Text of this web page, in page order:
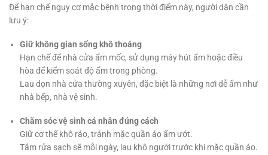
Để hạn chế nguy cơ mắc bệnh trong thời điểm này, người dân cần
lưu ý:
Giữ không gian sống khô thoáng
Hạn chế để nhà cửa ẩm mốc, sử dụng máy hút ẩm hoặc điều
hòa để kiểm soát độ ẩm trong phòng.
Lau dọn nhà cửa thường xuyên, đặc biệt là những nơi dễ ẩm như
nhà bếp, nhà vệ sinh.
Chăm sóc vệ sinh cá nhân đúng cách
Giữ cơ thể khô ráo, tránh mặc quần áo ẩm ướt.
Tắm rửa sạch sẽ mỗi ngày, lau khô người trước khi mặc quần áo.